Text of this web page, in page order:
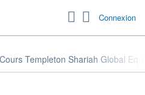
Connexion
Cours Templeton Shariah Global Eq